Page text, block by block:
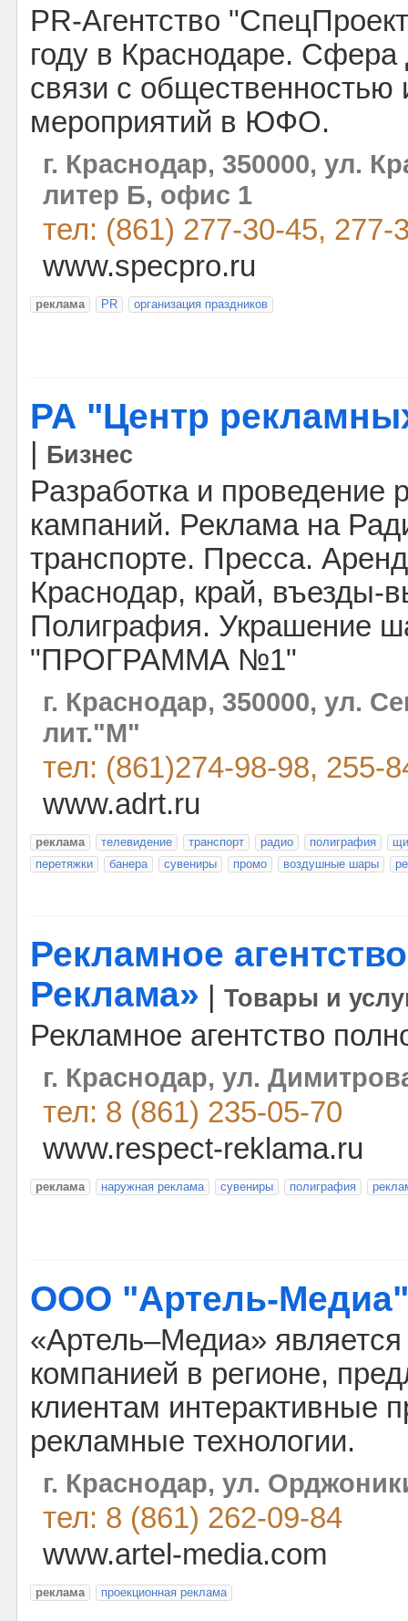
PR-Агентство
году в Краснодаре. Сфера
связи с общественностью
мероприятий в ЮФО.
г. Краснодар, 350000, ул.
литер Б, офис 1
тел: (861) 277-30-45, 277-
www.specpro.ru
реклама PR организация праздников
РА "Центр
Бизнес
Разработка и проведение
кампаний. Реклама на
транспорте. Пресса.
Краснодар, край, въезды-
Полиграфия. Украшение
"ПРОГРАММА №1"
г. Краснодар, 350000, ул.
лит."М"
тел: (861)274-98-98, 255-
www.adrt.ru
реклама телевидение транспорт радио полиграфия
перетяжки
банера сувениры промо воздушные шары
Рекламное
Реклама»
Товары и
Рекламное агентство
г. Краснодар, ул.
тел: 8 (861) 235-05-70
www.respect-reklama.ru
реклама наружная реклама сувениры полиграфия
ООО "Артель-Медиа"
«Артель–Медиа»
компанией в регионе,
клиентам интерактивные
рекламные технологии.
г. Краснодар, ул.
тел: 8 (861) 262-09-84
www.artel-media.com
реклама проекционная реклама